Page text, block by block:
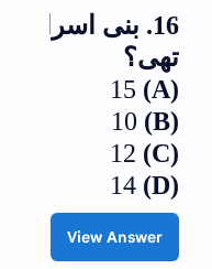
16. بنی
تھی؟
(A)
15
(B)
10
(C)
12
(D)
14
View Answer